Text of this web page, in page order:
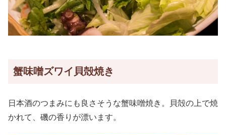
蟹味噌ズワイ貝殻焼き
日本酒のつまみにも良さそうな蟹味噌焼き。貝殻の上で焼
かれて、磯の香りが漂います。